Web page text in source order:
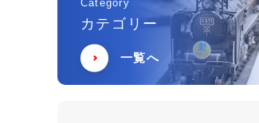
Category
カテゴリー
一覧へ